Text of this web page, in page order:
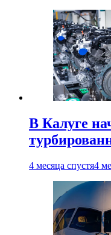
В Калуге
4 месяца спустя4